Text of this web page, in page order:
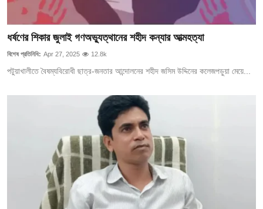
ধর্ষণের শিকার জুলাই গণঅভ্যুত্থানের শহীদ কন্যার আত্মহত্যা
বিশেষ প্রতিনিধি: Apr 27, 2025 12.8k
পটুয়াখালীতে বৈষম্যবিরোধী ছাত্র-জনতার আন্দোলনের শহীদ জসিম উদ্দিনের কলেজপড়ুয়া মেয়ে...